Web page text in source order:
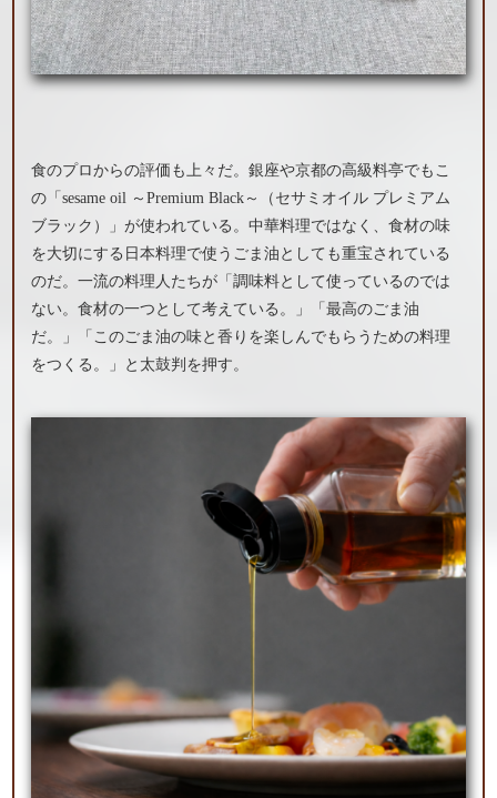
食のプロからの評価も上々だ。銀座や京都の高級料亭でもこ
の「sesame oil ～Premium Black～（セサミオイル プレミアム
ブラック）」が使われている。中華料理ではなく、食材の味
を大切にする日本料理で使うごま油としても重宝されている
のだ。一流の料理人たちが「調味料として使っているのでは
ない。食材の一つとして考えている。」「最高のごま油
だ。」「このごま油の味と香りを楽しんでもらうための料理
をつくる。」と太鼓判を押す。